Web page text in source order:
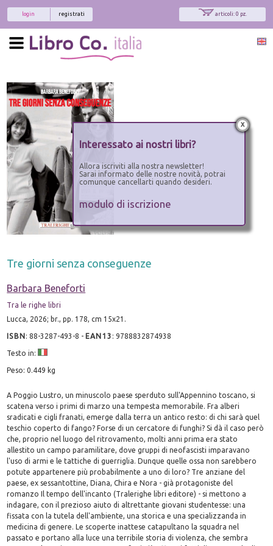
articoli: 0 pz.
registrati
login
Tre giorni senza conseguenze
Barbara Beneforti
Tra le righe libri
Lucca, 2026; br., pp. 178, cm 15x21.
ISBN:88-3287-493-8 - EAN13 :9788832874938
Testo in:
Peso: 0.449 kg
A Poggio Lustro, un minuscolo paese sperduto sull'Appennino toscano, si
scatena verso i primi di marzo una tempesta memorabile. Fra alberi
sradicati e cigli franati, emerge dalla terra un antico resto: di chi sarà quel
teschio coperto di fango? Forse di un cercatore di funghi? Si dà il caso però
che, proprio nel luogo del ritrovamento, molti anni prima era stato
allestito un campo paramilitare, dove gruppi di neofascisti imparavano
l'uso di armi e le tattiche di guerriglia. Dunque quelle ossa non sarebbero
potute appartenere più probabilmente a uno di loro? Tre anziane del
paese, ex sessantottine, Diana, Chira e Nora - già protagoniste del
romanzo Il tempo dell'incanto (Tralerighe libri editore) - si mettono a
indagare, con il prezioso aiuto di altrettante giovani studentesse: una
fissata con la tutela dell'ambiente, una storica e una specializzanda in
medicina di genere. Le scoperte inattese catapultano la squadra nel
passato e portano alla luce una terribile storia di violenza, che sembra
x
Interessato ai nostri libri?
Allora iscriviti alla nostra newsletter!
Sarai informato delle nostre novità, potrai
comunque cancellarti quando desideri.
modulo di iscrizione